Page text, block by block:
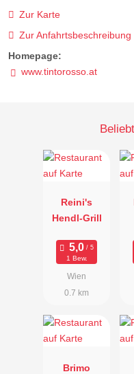
Zur Karte
Zur Anfahrtsbeschreibung
Homepage:
www.tintorosso.at
Reini's
Hendl-Grill
1 Bew.
Wien
0.7 km
Brimo